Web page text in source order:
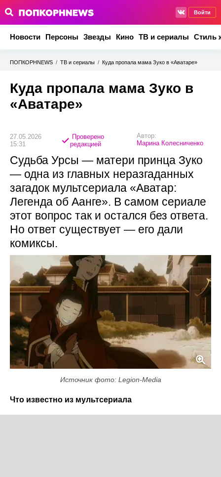
Войти
Новости Персоны Звезды Кино ТВ и сериалы Стиль
ПОПКОРНNEWS / ТВ и сериалы / Куда пропала мама Зуко в «Аватаре»
Куда пропала мама Зуко в
«Аватаре»
27.05.2026
15:31
Проверено
редакцией
Автор:
Марина Колесниченко
Судьба Урсы — матери принца Зуко
— одна из главных неразгаданных
загадок мультсериала «Аватар:
Легенда об Аанге». В самом сериале
этот вопрос так и остался без ответа.
Но ответ существует — его дали
комиксы.
Источник фото: Legion-Media
Что известно из мультсериала